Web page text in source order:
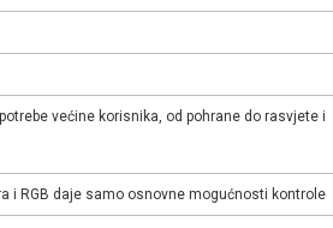
većine korisnika, od pohrane do rasvjete i
i RGB daje samo osnovne mogućnosti kontrole